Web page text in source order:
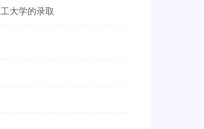
大学的录取